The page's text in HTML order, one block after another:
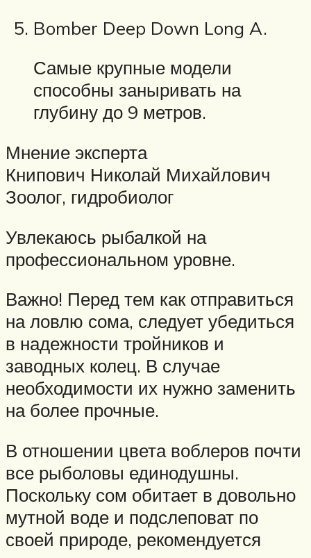
Bomber Deep Down Long A.
Самые крупные модели
способны заныривать на
глубину до 9 метров.
Мнение эксперта
Книпович Николай Михайлович
Зоолог, гидробиолог
Увлекаюсь рыбалкой на
профессиональном уровне.
Важно! Перед тем как отправиться
на ловлю сома, следует убедиться
в надежности тройников и
заводных колец. В случае
необходимости их нужно заменить
на более прочные.
В отношении цвета воблеров почти
все рыболовы единодушны.
Поскольку сом обитает в довольно
мутной воде и подслеповат по
своей природе, рекомендуется